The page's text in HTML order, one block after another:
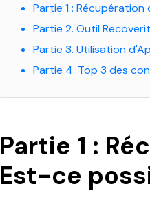
Partie 1 :
Partie 2. Outil
Partie 3. Utilisation
Partie 4. Top 3 des
Partie 1 :
Est-ce